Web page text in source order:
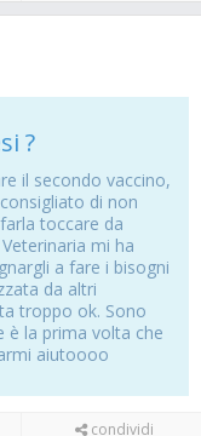
?
il secondo vaccino,
di non
toccare da
mi ha
a fare i bisogni
da altri
troppo ok. Sono
è la prima volta che
aiutoooo
condividi